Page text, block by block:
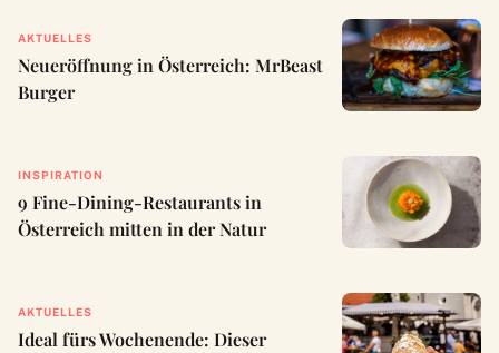
AKTUELLES
Neueröffnung in Österreich: MrBeast
Burger
INSPIRATION
9 Fine-Dining-Restaurants in
Österreich mitten in der Natur
AKTUELLES
Ideal fürs Wochenende: Dieser